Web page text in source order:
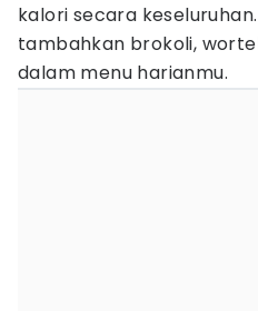
kalori secara
tambahkan brokoli,
dalam menu harianmu.